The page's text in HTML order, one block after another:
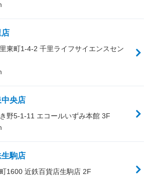
店
東町1-4-2 千里ライフサイエンスセン
央店
野5-1-11 エコールいずみ本館 3F
駒店
1600 近鉄百貨店生駒店 2F